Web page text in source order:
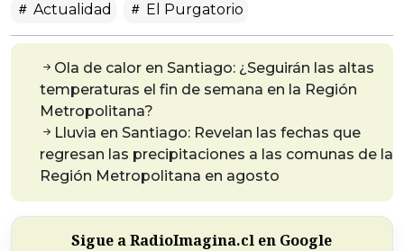
Actualidad El Purgatorio
Ola de calor en Santiago: ¿Seguirán las altas
temperaturas el fin de semana en la Región
Metropolitana?
Lluvia en Santiago: Revelan las fechas que
regresan las precipitaciones a las comunas de la
Región Metropolitana en agosto
Sigue a RadioImagina.cl en Google